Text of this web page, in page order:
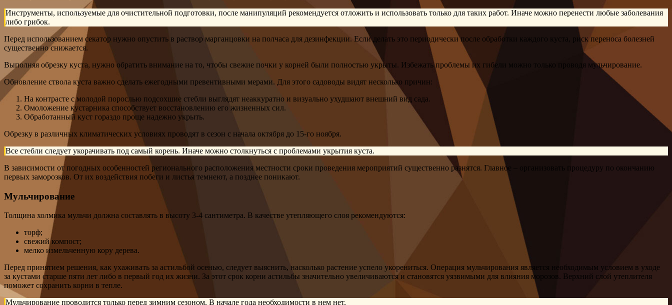
Инструменты, используемые для очистительной подготовки, после манипуляций рекомендуется отложить и использовать только для таких работ. Иначе можно перенести любые заболевания
либо грибок.
Перед использованием секатор нужно опустить в раствор марганцовки на полчаса для дезинфекции. Если делать это периодически после обработки каждого куста, риск переноса болезней
существенно снижается.
Выполняя обрезку куста, нужно обратить внимание на то, чтобы свежие почки у корней были полностью укрыты. Избежать проблемы их гибели можно только проводя мульчирование.
Обновление ствола куста важно сделать ежегодными превентивными мерами. Для этого садоводы видят несколько причин:
На контрасте с молодой порослью подсохшие стебли выглядят неаккуратно и визуально ухудшают внешний вид сада.
Омоложение кустарника способствует восстановлению его жизненных сил.
Обработанный куст гораздо проще надежно укрыть.
Обрезку в различных климатических условиях проводят в сезон с начала октября до 15-го ноября.
Все стебли следует укорачивать под самый корень. Иначе можно столкнуться с проблемами укрытия куста.
В зависимости от погодных особенностей регионального расположения местности сроки проведения мероприятий существенно разнятся. Главное – организовать процедуру по окончанию
первых заморозков. От их воздействия побеги и листья темнеют, а позднее поникают.
Мульчирование
Толщина холмика мульчи должна составлять в высоту 3-4 сантиметра. В качестве утепляющего слоя рекомендуются:
торф;
свежий компост;
мелко измельченную кору дерева.
Перед принятием решения, как ухаживать за астильбой осенью, следует выяснить, насколько растение успело укорениться. Операция мульчирования является необходимым условием в уходе
за кустами старше пяти лет либо в первый год их жизни. За этот срок корни астильбы значительно увеличиваются и становятся уязвимыми для влияния морозов. Верхний слой утеплителя
поможет сохранить корни в тепле.
Мульчирование проводится только перед зимним сезоном. В начале года необходимости в нем нет.